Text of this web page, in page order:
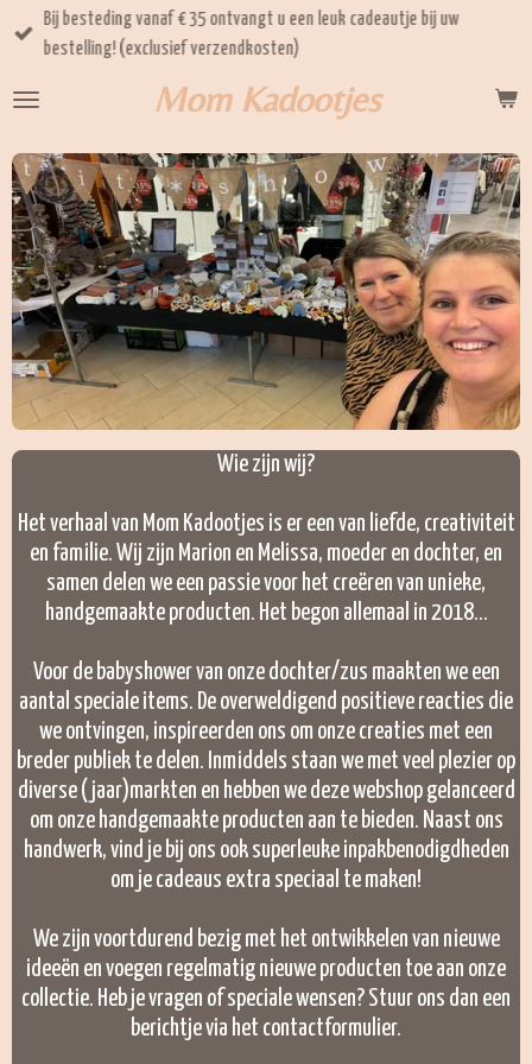
Ga
direct
de
Mom Kadootjes
Bij besteding vanaf € 35 ontvangt u een leuk cadeautje bij uw
bestelling! (exclusief verzendkosten)
Wie zijn wij?
Het verhaal van Mom Kadootjes is er een van liefde, creativiteit
en familie. Wij zijn Marion en Melissa, moeder en dochter, en
samen delen we een passie voor het creëren van unieke,
handgemaakte producten. Het begon allemaal in 2018...
Voor de babyshower van onze dochter/zus maakten we een
aantal speciale items. De overweldigend positieve reacties die
we ontvingen, inspireerden ons om onze creaties met een
breder publiek te delen. Inmiddels staan we met veel plezier op
diverse (jaar)markten en hebben we deze webshop gelanceerd
om onze handgemaakte producten aan te bieden. Naast ons
handwerk, vind je bij ons ook superleuke inpakbenodigdheden
om je cadeaus extra speciaal te maken!
We zijn voortdurend bezig met het ontwikkelen van nieuwe
ideeën en voegen regelmatig nieuwe producten toe aan onze
collectie. Heb je vragen of speciale wensen? Stuur ons dan een
berichtje via het contactformulier.